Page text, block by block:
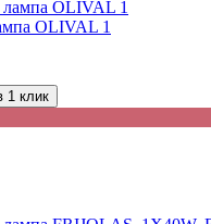
OLIVAL 1
1 клик